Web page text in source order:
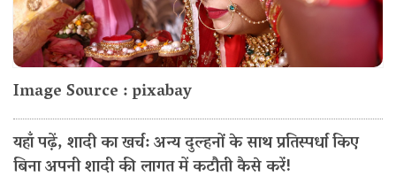
Image Source : pixabay
यहाँ पढ़ें, शादी का खर्च: अन्य दुल्हनों के साथ प्रतिस्पर्धा किए
बिना अपनी शादी की लागत में कटौती कैसे करें!